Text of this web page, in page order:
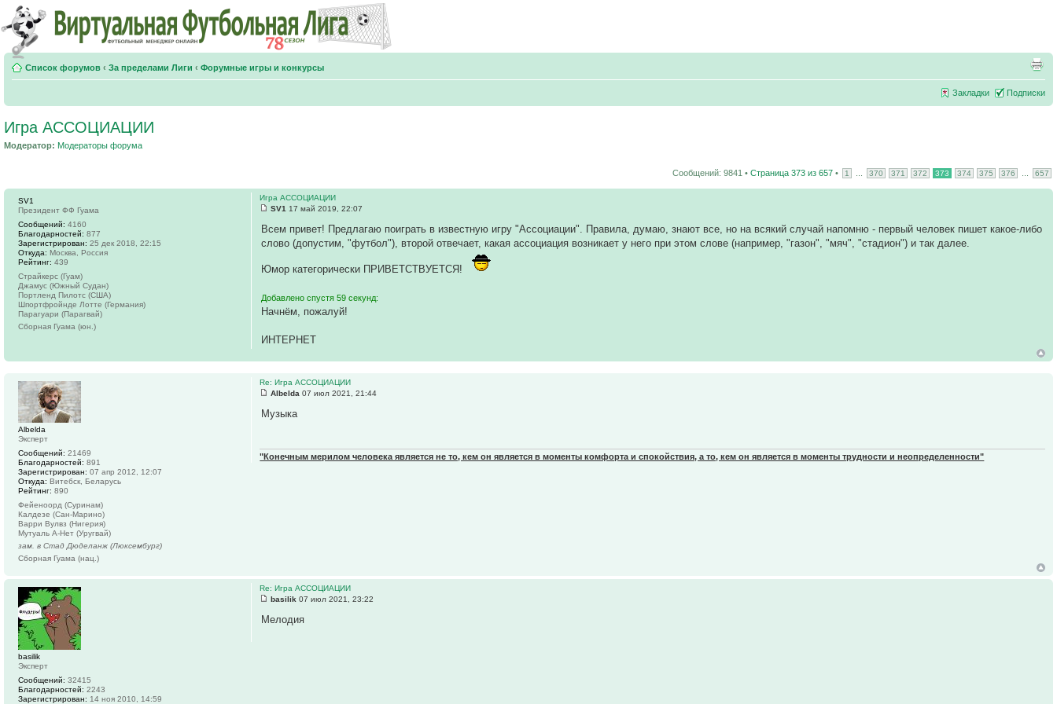
Список форумов ‹ За пределами Лиги ‹ Форумные игры и конкурсы
Закладки Подписки
Игра АССОЦИАЦИИ
Модератор: Модераторы форума
Сообщений: 9841 • Страница 373 из 657 • 1 370 371 372 373 374 375 376 657
Игра АССОЦИАЦИИ
SV1 17 май 2019, 22:07
Всем привет! Предлагаю поиграть в известную игру "Ассоциации". Правила, думаю, знают все, но на всякий случай напомню - первый человек пишет какое-либо
слово (допустим, "футбол"), второй отвечает, какая ассоциация возникает у него при этом слове (например, "газон", "мяч", "стадион") и так далее.
Юмор категорически ПРИВЕТСТВУЕТСЯ!
Добавлено спустя 59 секунд:
Начнём, пожалуй!
ИНТЕРНЕТ
SV1
Президент ФФ Гуама
Сообщений: 4160
Благодарностей: 877
Зарегистрирован: 25 дек 2018, 22:15
Откуда: Москва, Россия
Рейтинг: 439
Страйкерс (Гуам)
Джамус (Южный Судан)
Портленд Пилотс (США)
Шпортфройнде Лотте (Германия)
Парагуари (Парагвай)
Сборная Гуама (юн.)
Re: Игра АССОЦИАЦИИ
Albelda 07 июл 2021, 21:44
Музыка
"Конечным мерилом человека является не то, кем он является в моменты комфорта и спокойствия, а то, кем он является в моменты трудности и неопределенности"
Albelda
Эксперт
Сообщений: 21469
Благодарностей: 891
Зарегистрирован: 07 апр 2012, 12:07
Откуда: Витебск, Беларусь
Рейтинг: 890
Фейеноорд (Суринам)
Калдезе (Сан-Марино)
Варри Вулвз (Нигерия)
Мутуаль А-Нет (Уругвай)
зам. в Стад Дюделанж (Люксембург)
Сборная Гуама (нац.)
Re: Игра АССОЦИАЦИИ
basilik 07 июл 2021, 23:22
Мелодия
basilik
Эксперт
Сообщений: 32415
Благодарностей: 2243
Зарегистрирован: 14 ноя 2010, 14:59